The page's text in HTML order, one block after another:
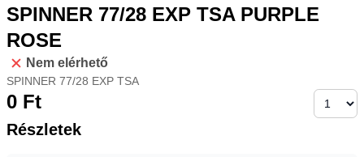
SPINNER 77/28 EXP TSA PURPLE
ROSE
Nem elérhető
SPINNER 77/28 EXP TSA
0 Ft
Részletek